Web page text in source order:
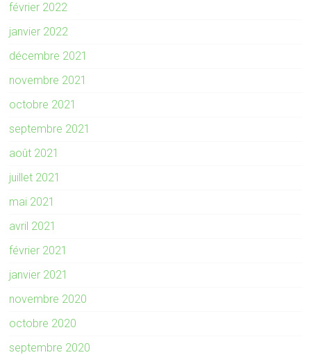
février 2022
janvier 2022
décembre 2021
novembre 2021
octobre 2021
septembre 2021
août 2021
juillet 2021
mai 2021
avril 2021
février 2021
janvier 2021
novembre 2020
octobre 2020
septembre 2020